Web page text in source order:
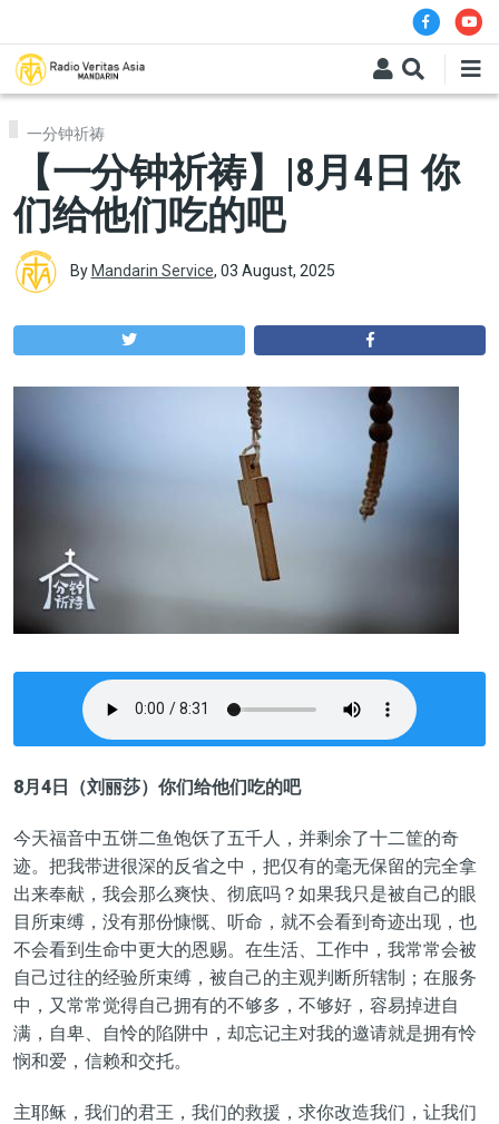
一分钟祈祷
【一分钟祈祷】|8月4日 你
们给他们吃的吧
By Mandarin Service, 03 August, 2025
8月4日（刘丽莎）你们给他们吃的吧
今天福音中五饼二鱼饱饫了五千人 ， 并剩余了十二筐的奇
迹。把我带进很深的反省之中，把仅有的毫无保留的完全拿
出来奉献，我会那么爽快、彻底吗？如果我只是被自己的眼
目所束缚，没有那份慷慨、听命，就不会看到奇迹出现，也
不会看到生命中更大的恩赐。在生活、工作中，我常常会被
自己过往的经验所束缚，被自己的主观判断所辖制；在服务
中，又常常觉得自己拥有的不够多，不够好，容易掉进自
满，自卑、自怜的陷阱中 ， 却忘记主对我的邀请就是拥有怜
悯和爱，信赖和交托。
主耶稣，我们的君王，我们的救援，求你改造我们，让我们